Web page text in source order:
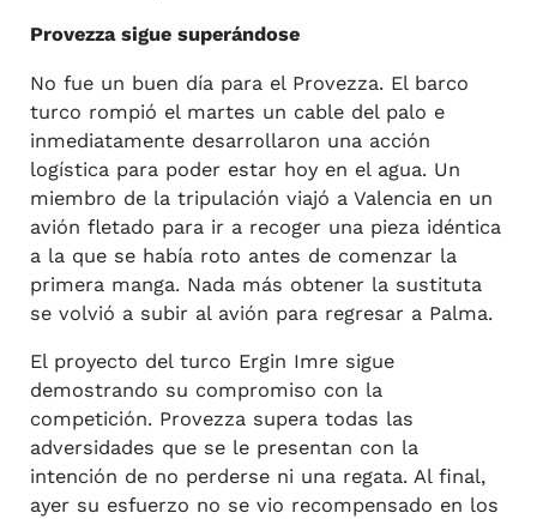
Provezza sigue superándose
No fue un buen día para el Provezza. El barco
turco rompió el martes un cable del palo e
inmediatamente desarrollaron una acción
logística para poder estar hoy en el agua. Un
miembro de la tripulación viajó a Valencia en un
avión fletado para ir a recoger una pieza idéntica
a la que se había roto antes de comenzar la
primera manga. Nada más obtener la sustituta
se volvió a subir al avión para regresar a Palma.
El proyecto del turco Ergin Imre sigue
demostrando su compromiso con la
competición. Provezza supera todas las
adversidades que se le presentan con la
intención de no perderse ni una regata. Al final,
ayer su esfuerzo no se vio recompensado en los